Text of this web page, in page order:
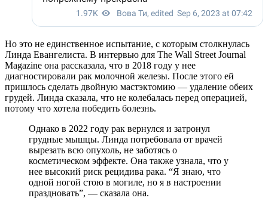
Но это не единственное испытание, с которым столкнулась
Линда Евангелиста. В интервью для The Wall Street Journal
Magazine она рассказала, что в 2018 году у нее
диагностировали рак молочной железы. После этого ей
пришлось сделать двойную мастэктомию — удаление обеих
грудей. Линда сказала, что не колебалась перед операцией,
потому что хотела победить болезнь.
Однако в 2022 году рак вернулся и затронул
грудные мышцы. Линда потребовала от врачей
вырезать всю опухоль, не заботясь о
косметическом эффекте. Она также узнала, что у
нее высокий риск рецидива рака. “Я знаю, что
одной ногой стою в могиле, но я в настроении
праздновать”, — сказала она.